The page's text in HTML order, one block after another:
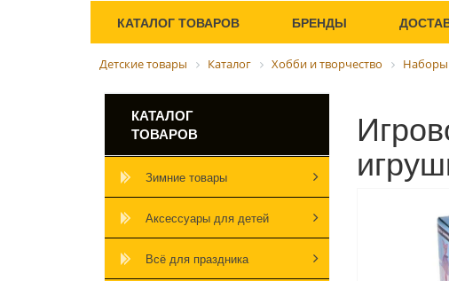
КАТАЛОГ ТОВАРОВ БРЕНДЫ
Детские товары Каталог Хобби и творчество Наборы
КАТАЛОГ
ТОВАРОВ
Зимние товары
Аксессуары для детей
Всё для праздника